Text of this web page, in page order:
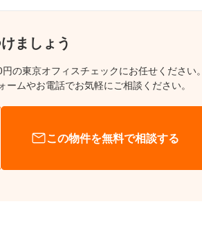
ましょう
の東京オフィスチェックにお任せください。
ムやお電話でお気軽にご相談ください。
この物件を無料で相談する